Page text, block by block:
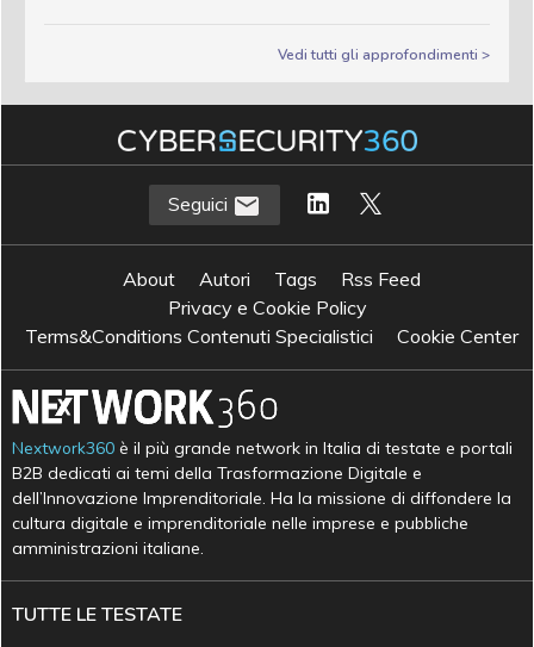
Vedi tutti gli approfondimenti >
Seguici
About Autori Tags
Rss Feed
Privacy e Cookie Policy
Terms&Conditions Contenuti Specialistici
Cookie Center
Nextwork360 è il più grande network in Italia di testate e portali
B2B dedicati ai temi della Trasformazione Digitale e
dell’Innovazione Imprenditoriale. Ha la missione di diffondere la
cultura digitale e imprenditoriale nelle imprese e pubbliche
amministrazioni italiane.
TUTTE LE TESTATE